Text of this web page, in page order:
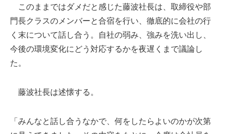
このままではダメだと感じた藤波社長は、取締役や部
門長クラスのメンバーと合宿を行い、徹底的に会社の行
く末について話し合う。自社の弱み、強みを洗い出し、
今後の環境変化にどう対応するかを夜遅くまで議論し
た。
藤波社長は述懐する。
「みんなと話し合うなかで、何をしたらよいのかが次第